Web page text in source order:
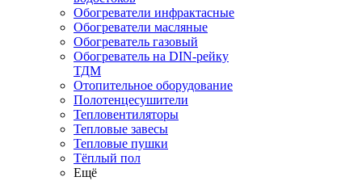
Обогреватели инфрактасные
Обогреватели масляные
Обогреватель газовый
Обогреватель на DIN-рейку
ТДМ
Отопительное оборудование
Полотенцесушители
Тепловентиляторы
Тепловые завесы
Тепловые пушки
Тёплый пол
Ещё